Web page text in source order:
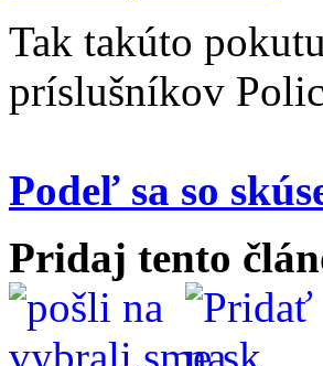
Tak takúto
príslušníkov
Podeľ sa so
Pridaj tento